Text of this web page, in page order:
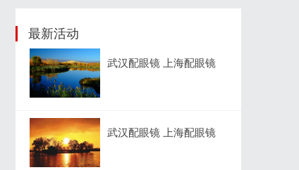
最新活动
武汉配眼镜 上海配眼镜
武汉配眼镜 上海配眼镜